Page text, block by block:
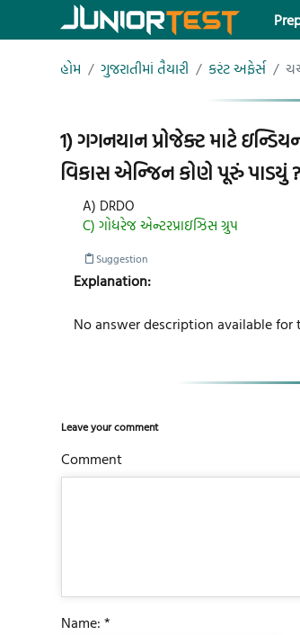
હોમ ગુજરાતીમાં તૈયારી કરંટ અફેર્સ
1) ગગનયાન પ્રોજેક્ટ માટે
વિકાસ એન્જિન કોણે પૂરું પાડયું ?
A) DRDO
C) ગોધરેજ એન્ટરપ્રાઇઝિસ ગ્રુપ
Suggestion
Explanation:
No answer description available for
Leave your comment
Comment
Name: *